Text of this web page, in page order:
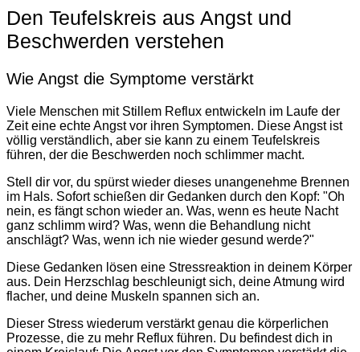
Den Teufelskreis aus Angst und
Beschwerden verstehen
Wie Angst die Symptome verstärkt
Viele Menschen mit Stillem Reflux entwickeln im Laufe der
Zeit eine echte Angst vor ihren Symptomen. Diese Angst ist
völlig verständlich, aber sie kann zu einem Teufelskreis
führen, der die Beschwerden noch schlimmer macht.
Stell dir vor, du spürst wieder dieses unangenehme Brennen
im Hals. Sofort schießen dir Gedanken durch den Kopf: "Oh
nein, es fängt schon wieder an. Was, wenn es heute Nacht
ganz schlimm wird? Was, wenn die Behandlung nicht
anschlägt? Was, wenn ich nie wieder gesund werde?"
Diese Gedanken lösen eine Stressreaktion in deinem Körper
aus. Dein Herzschlag beschleunigt sich, deine Atmung wird
flacher, und deine Muskeln spannen sich an.
Dieser Stress wiederum verstärkt genau die körperlichen
Prozesse, die zu mehr Reflux führen. Du befindest dich in